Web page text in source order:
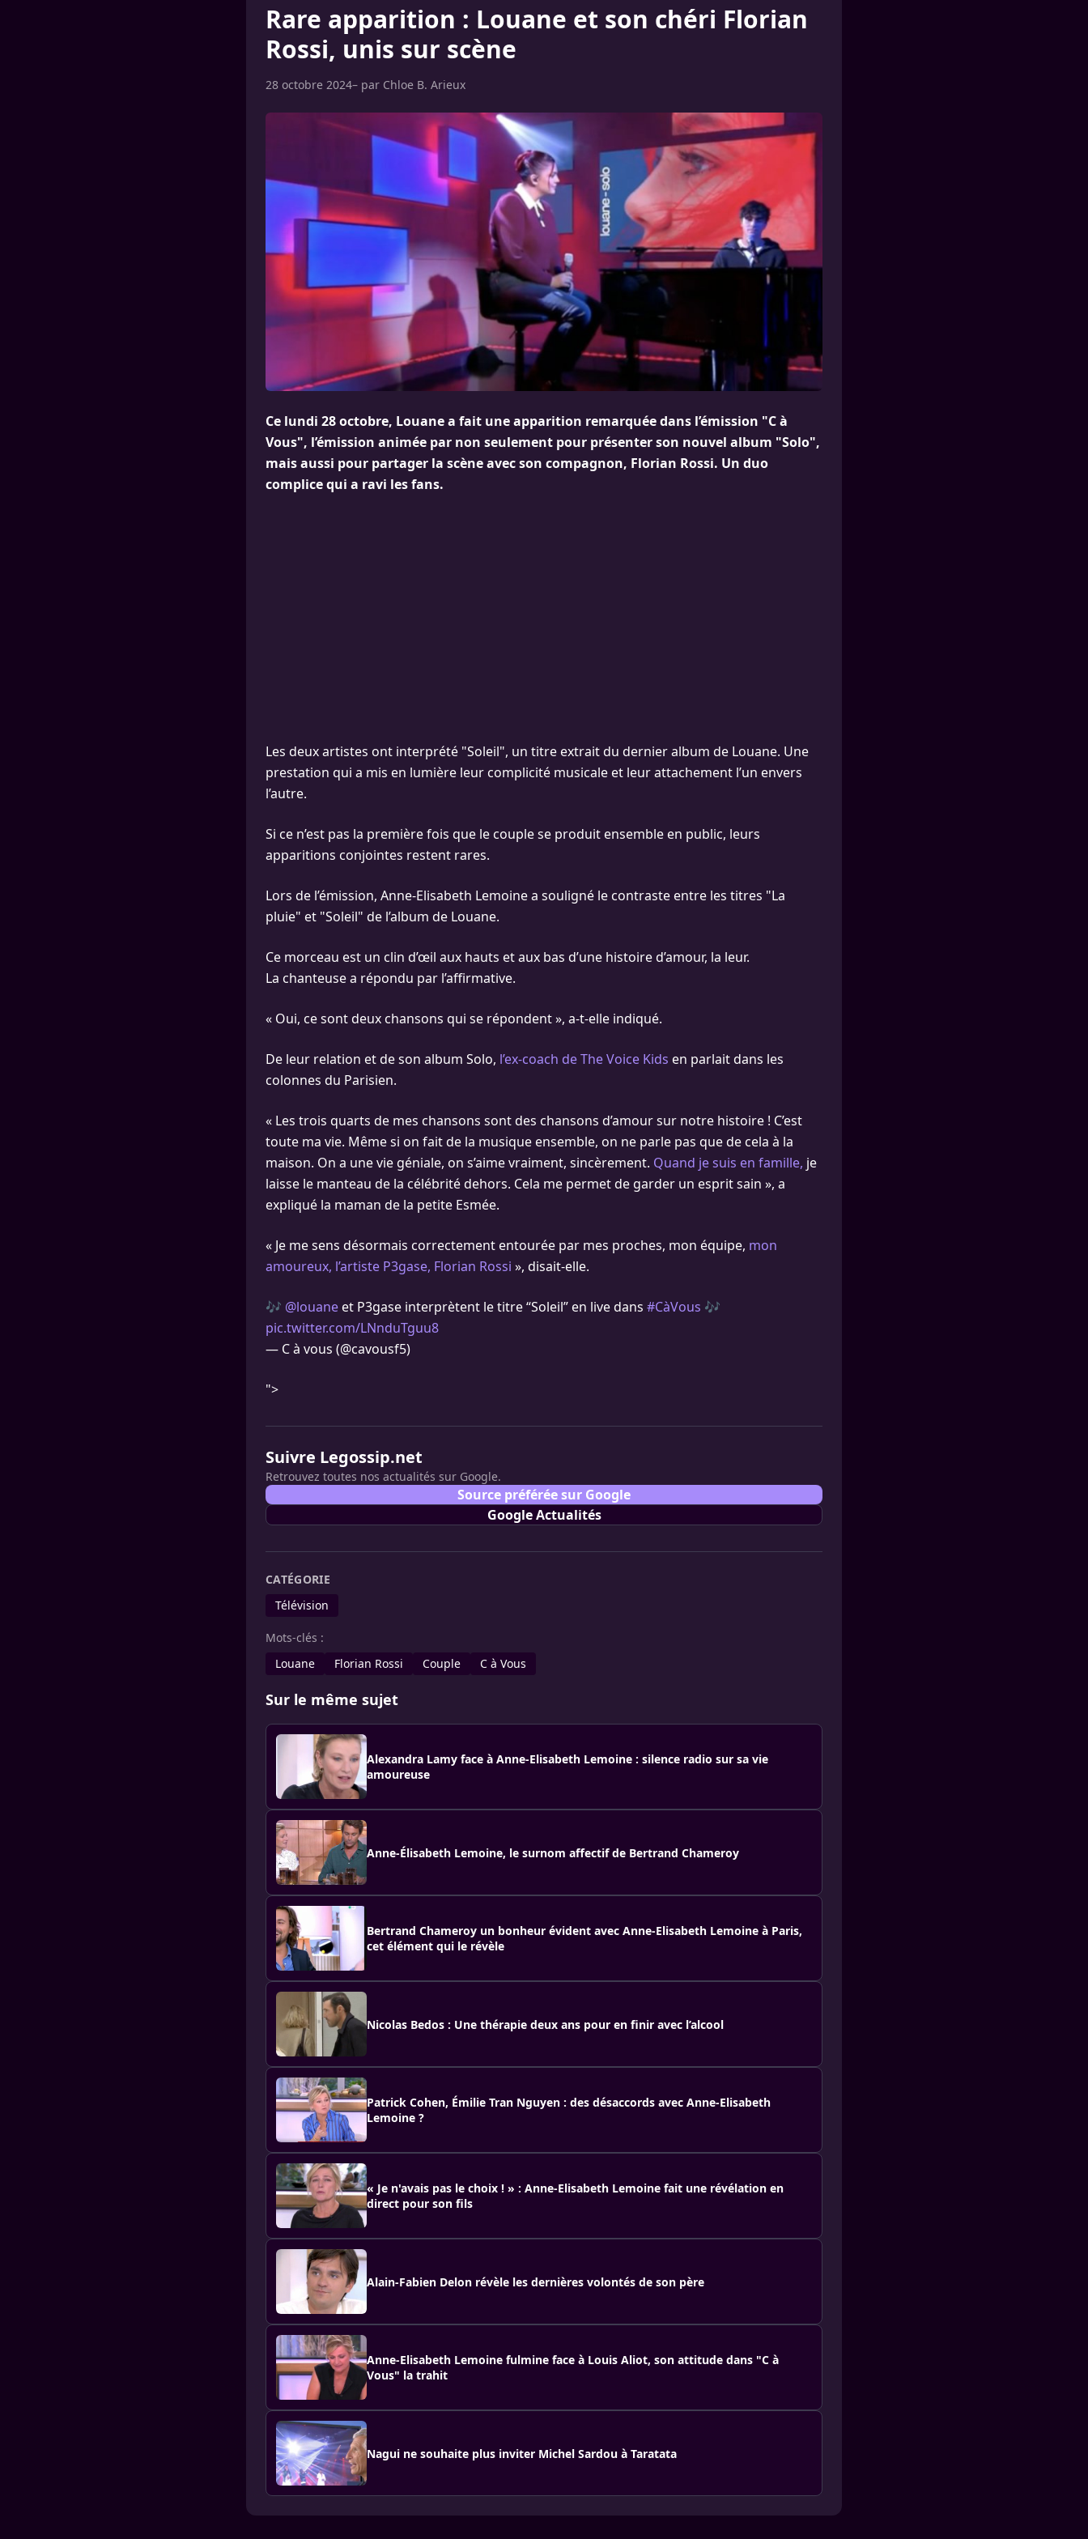
Rare apparition : Louane et son chéri Florian
Rossi, unis sur scène
28 octobre 2024– par Chloe B. Arieux
Ce lundi 28 octobre, Louane a fait une apparition remarquée dans l’émission "C à
Vous", l’émission animée par non seulement pour présenter son nouvel album "Solo",
mais aussi pour partager la scène avec son compagnon, Florian Rossi. Un duo
complice qui a ravi les fans.
Les deux artistes ont interprété "Soleil", un titre extrait du dernier album de Louane. Une
prestation qui a mis en lumière leur complicité musicale et leur attachement l’un envers
l’autre.
Si ce n’est pas la première fois que le couple se produit ensemble en public, leurs
apparitions conjointes restent rares.
Lors de l’émission, Anne-Elisabeth Lemoine a souligné le contraste entre les titres "La
pluie" et "Soleil" de l’album de Louane.
Ce morceau est un clin d’œil aux hauts et aux bas d’une histoire d’amour, la leur.
La chanteuse a répondu par l’affirmative.
« Oui, ce sont deux chansons qui se répondent », a-t-elle indiqué.
De leur relation et de son album Solo, l’ex-coach de The Voice Kids en parlait dans les
colonnes du Parisien.
« Les trois quarts de mes chansons sont des chansons d’amour sur notre histoire ! C’est
toute ma vie. Même si on fait de la musique ensemble, on ne parle pas que de cela à la
maison. On a une vie géniale, on s’aime vraiment, sincèrement. Quand je suis en famille, je
laisse le manteau de la célébrité dehors. Cela me permet de garder un esprit sain », a
expliqué la maman de la petite Esmée.
« Je me sens désormais correctement entourée par mes proches, mon équipe, mon
amoureux, l’artiste P3gase, Florian Rossi », disait-elle.
🎶 @louane et P3gase interprètent le titre “Soleil” en live dans #CàVous 🎶
pic.twitter.com/LNnduTguu8
— C à vous (@cavousf5)
">
Suivre Legossip.net
Retrouvez toutes nos actualités sur Google.
Source préférée sur Google
Google Actualités
CATÉGORIE
Télévision
Mots-clés :
Louane
Florian Rossi Couple C à Vous
Sur le même sujet
Alexandra Lamy face à Anne-Elisabeth Lemoine : silence radio sur sa vie
amoureuse
Anne-Élisabeth Lemoine, le surnom affectif de Bertrand Chameroy
Bertrand Chameroy un bonheur évident avec Anne-Elisabeth Lemoine à Paris,
cet élément qui le révèle
Nicolas Bedos : Une thérapie deux ans pour en finir avec l’alcool
Patrick Cohen, Émilie Tran Nguyen : des désaccords avec Anne-Elisabeth
Lemoine ?
« Je n'avais pas le choix ! » : Anne-Elisabeth Lemoine fait une révélation en
direct pour son fils
Alain-Fabien Delon révèle les dernières volontés de son père
Anne-Elisabeth Lemoine fulmine face à Louis Aliot, son attitude dans "C à
Vous" la trahit
Nagui ne souhaite plus inviter Michel Sardou à Taratata